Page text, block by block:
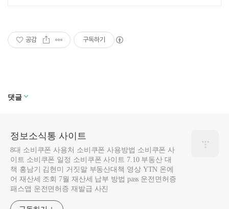
공감 구독하기
댓글
정보소식통 사이트
8대 소비쿠폰 사용처 소비쿠폰 사용방법 소비쿠폰 사
이트 소비쿠폰 일정 소비쿠폰 사이트 7.10 부동산 대
책 홍남기 김현미 거짓말 부동산대책 영상 YTN 온에
어 재산세 조회 7월 재산세 납부 방법 pass 운전면허증
패스앱 운전면허증 재발급 사진